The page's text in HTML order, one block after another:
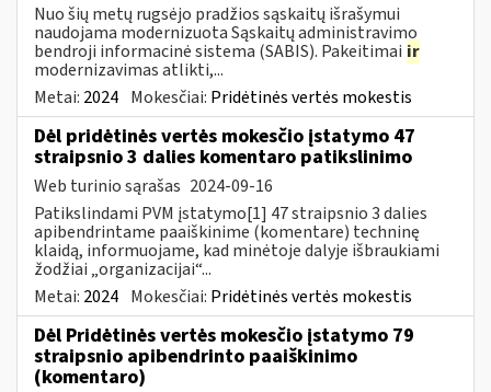
Nuo šių metų rugsėjo pradžios sąskaitų išrašymui
naudojama modernizuota Sąskaitų administravimo
bendroji informacinė sistema (SABIS). Pakeitimai ir
modernizavimas atlikti,...
Metai: 2024 Mokesčiai: Pridėtinės vertės mokestis
Dėl pridėtinės vertės mokesčio įstatymo 47
straipsnio 3 dalies komentaro patikslinimo
Web turinio sąrašas 2024-09-16
Patikslindami PVM įstatymo[1] 47 straipsnio 3 dalies
apibendrintame paaiškinime (komentare) techninę
klaidą, informuojame, kad minėtoje dalyje išbraukiami
žodžiai „organizacijai“...
Metai: 2024 Mokesčiai: Pridėtinės vertės mokestis
Dėl Pridėtinės vertės mokesčio įstatymo 79
straipsnio apibendrinto paaiškinimo
(komentaro)